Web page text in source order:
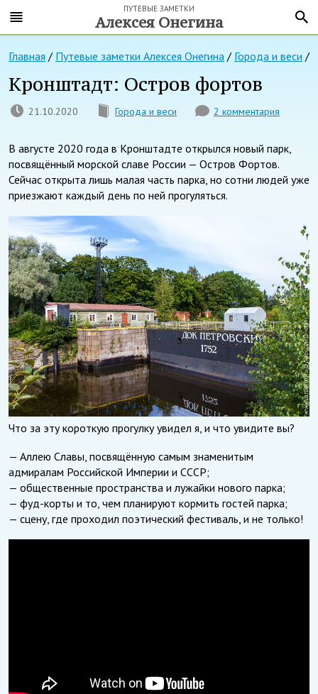
ПУТЕВЫЕ ЗАМЕТКИ
Алексея Онегина
Главная / Путевые заметки Алексея Онегина / Города и веси /
Кронштадт: Остров фортов
21.10.2020 Города и веси 2 комментария
В августе 2020 года в Кронштадте открылся новый парк,
посвящённый морской славе России — Остров Фортов.
Сейчас открыта лишь малая часть парка, но сотни людей уже
приезжают каждый день по ней прогуляться.
Что за эту короткую прогулку увидел я, и что увидите вы?
— Аллею Славы, посвящённую самым знаменитым
адмиралам Российской Империи и СССР;
— общественные пространства и лужайки нового парка;
— фуд-корты и то, чем планируют кормить гостей парка;
— сцену, где проходил поэтический фестиваль, и не только!